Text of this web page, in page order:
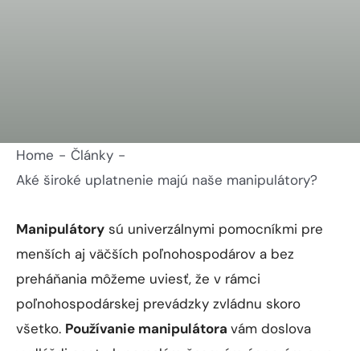
Home
Články
Aké široké uplatnenie majú naše manipulátory?
Manipulátory sú univerzálnymi pomocníkmi pre
menších aj väčších poľnohospodárov a bez
preháňania môžeme uviesť, že v rámci
poľnohospodárskej prevádzky zvládnu skoro
všetko. Používanie manipulátora vám doslova